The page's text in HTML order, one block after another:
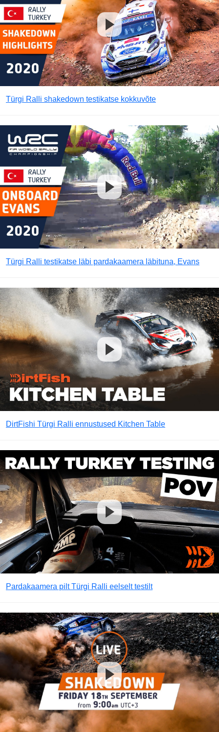
Türgi Ralli shakedown testikatse kokkuvõte
Türgi Ralli testikatse läbi pardakaamera läbituna, Evans
DirtFishi Türgi Ralli ennustused Kitchen Table
Pardakaamera pilt Türgi Ralli eelselt testilt